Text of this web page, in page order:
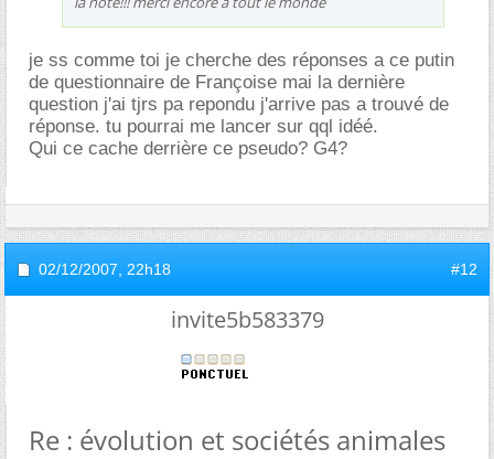
je ss comme toi je cherche des réponses a ce putin
de questionnaire de Françoise mai la dernière
question j'ai tjrs pa repondu j'arrive pas a trouvé de
réponse. tu pourrai me lancer sur qql idéé.
Qui ce cache derrière ce pseudo? G4?
02/12/2007, 22h18 #12
invite5b583379
Re : évolution et sociétés animales